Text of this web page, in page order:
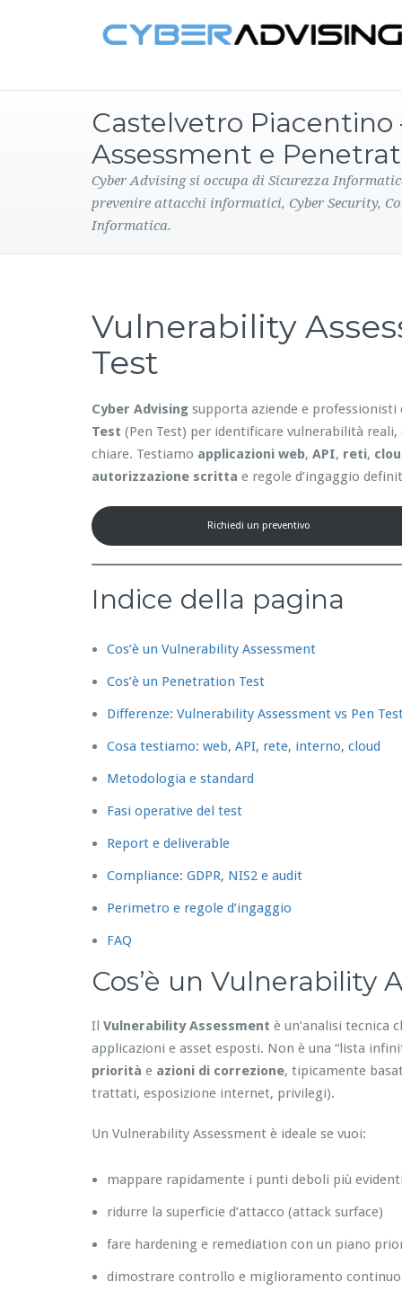
Castelvetro
Assessment e
Cyber Advising si occupa di Sicurezza
prevenire attacchi informatici, Cyber Security,
Informatica.
Vulnerability
Test
Cyber Advising supporta aziende e
Test (Pen Test) per identificare vulnerabilità
chiare. Testiamo applicazioni web, API, reti,
autorizzazione scritta e regole d’ingaggio
Richiedi un preventivo
Indice della pagina
Cos’è un Vulnerability Assessment
Cos’è un Penetration Test
Differenze: Vulnerability Assessment vs Pen
Cosa testiamo: web, API, rete, interno, cloud
Metodologia e standard
Fasi operative del test
Report e deliverable
Compliance: GDPR, NIS2 e audit
Perimetro e regole d’ingaggio
FAQ
Cos’è un Vulnerability
Il Vulnerability Assessment è un’analisi tecnica
applicazioni e asset esposti. Non è una “lista
priorità e azioni di correzione, tipicamente
trattati, esposizione internet, privilegi).
Un Vulnerability Assessment è ideale se vuoi:
mappare rapidamente i punti deboli più
ridurre la superficie d’attacco (attack surface)
fare hardening e remediation con un piano
dimostrare controllo e miglioramento